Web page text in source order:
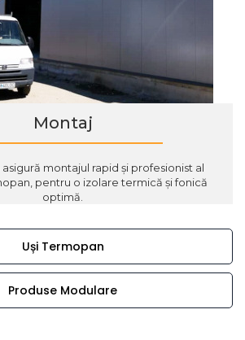
Montaj
montajul rapid și profesionist al
pentru o izolare termică și fonică
optimă.
Uși Termopan
Produse Modulare